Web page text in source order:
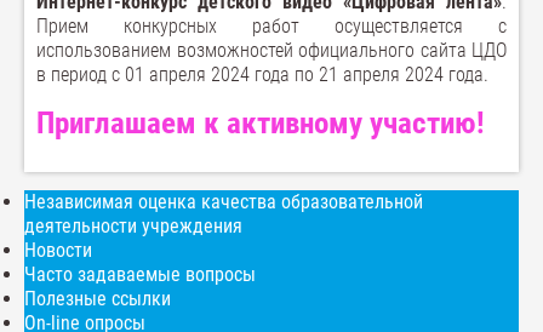
Прием конкурсных работ осуществляется с
использованием возможностей официального сайта ЦДО
в период с 01 апреля 2024 года по 21 апреля 2024 года.
Приглашаем к активному участию!
Независимая оценка качества образовательной
деятельности учреждения
Новости
Часто задаваемые вопросы
Полезные ссылки
On-line опросы